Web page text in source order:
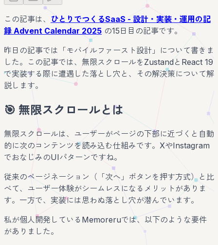
この記事は、 ひとりでつくるSaaS - 設計・実装・運用の記
録 Advent Calendar 2025 の15日目の記事です。
昨日の記事では「モバイルファースト設計」について書きま
した。この記事では、無限スクロールをZustandとReact 19
で実装する際に遭遇した落とし穴と、その解決策について解
説します。
🎯 無限スクロールとは
無限スクロールは、ユーザーがページの下部に近づくと自動
的に次のコンテンツを読み込む仕組みです。XやInstagram
でおなじみのUIパターンですね。
従来のページネーション（「次へ」ボタンを押す方式）と比
べて、ユーザー体験がシームレスになるメリットがありま
す。一方で、実装には思わぬ落とし穴が潜んでいます。
私が個人開発しているMemoreruでは、以下のような要件
がありました。